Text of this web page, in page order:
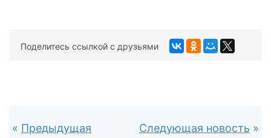
Поделитесь ссылкой с друзьями
Предыдущая
Следующая новость